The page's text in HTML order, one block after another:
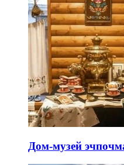
Дом-музей